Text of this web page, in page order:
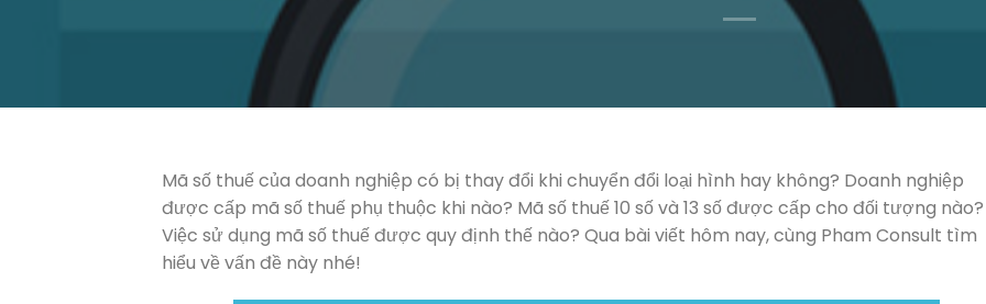
Mã số thuế của doanh nghiệp có bị thay đổi khi chuyển đổi loại hình hay không? Doanh nghiệp
được cấp mã số thuế phụ thuộc khi nào? Mã số thuế 10 số và 13 số được cấp cho đối tượng nào?
Việc sử dụng mã số thuế được quy định thế nào? Qua bài viết hôm nay, cùng Pham Consult tìm
hiểu về vấn đề này nhé!